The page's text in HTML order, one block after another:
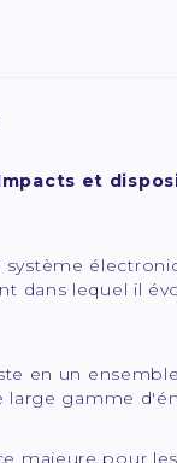
et
dans lequel il
en un
gamme
majeure pour